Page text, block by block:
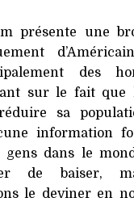
présente une
des
sur le fait que
sa
information
gens dans le
de baiser,
le deviner en